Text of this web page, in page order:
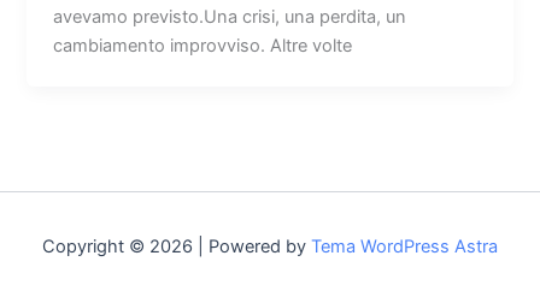
avevamo previsto.Una crisi, una perdita, un
cambiamento improvviso. Altre volte
Copyright © 2026 | Powered by Tema WordPress Astra